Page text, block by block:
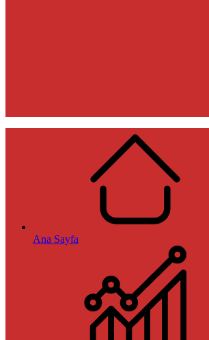
Ana Sayfa